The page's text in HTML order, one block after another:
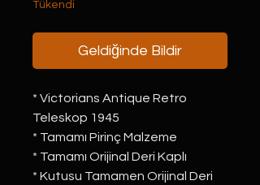
Tükendi
Geldiğinde Bildir
* Victorians Antique Retro
Teleskop 1945
* Tamamı Pirinç Malzeme
* Tamamı Orijinal Deri Kaplı
* Kutusu Tamamen Orijinal Deri